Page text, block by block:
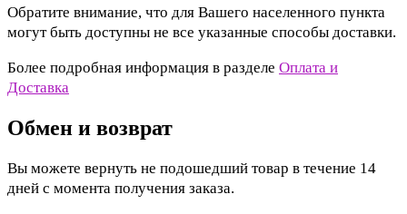
Обратите внимание, что для Вашего населенного пункта
могут быть доступны не все указанные способы доставки.
Более подробная информация в разделе Оплата и
Доставка
Обмен и возврат
Вы можете вернуть не подошедший товар в течение 14
дней с момента получения заказа.